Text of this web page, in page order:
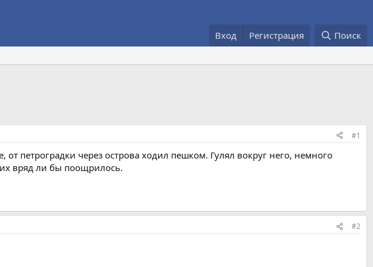
Вход Регистрация Поиск
#1
петроградки через острова ходил пешком. Гулял вокруг него, немного
вряд ли бы поощрилось.
#2